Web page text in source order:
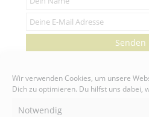
Wir verwenden Cookies, um unsere
Dich zu optimieren. Du hilfst uns dabei,
Notwendig
Senden